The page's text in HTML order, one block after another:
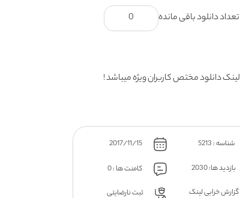
تعداد دانلود باقی مانده 0
لینک دانلود مختص کاربران ویژه میباشد !
شناسه : 5213 2017/11/15
بازدید ها: 2030
کامنت ها : 0
گزارش خرابی لینک
ثبت نارضایتی